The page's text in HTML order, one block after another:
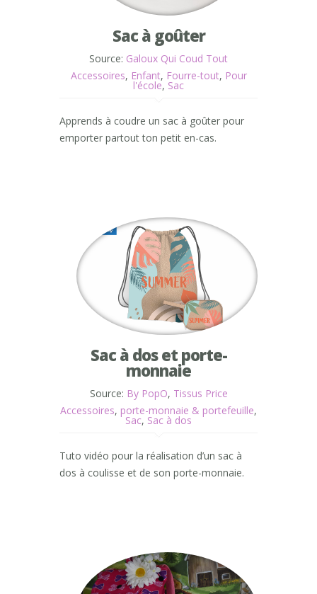
Sac à goûter
Source: Galoux Qui Coud Tout
Accessoires, Enfant, Fourre-tout, Pour
l'école, Sac
Apprends à coudre un sac à goûter pour
emporter partout ton petit en-cas.
Sac à dos et porte-
monnaie
Source: By PopO, Tissus Price
Accessoires, porte-monnaie & portefeuille,
Sac, Sac à dos
Tuto vidéo pour la réalisation d’un sac à
dos à coulisse et de son porte-monnaie.